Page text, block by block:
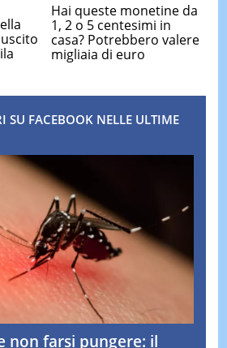
Hai queste monetine da
1, 2 o 5 centesimi in
casa? Potrebbero valere
migliaia di euro
SU FACEBOOK NELLE ULTIME
non farsi pungere: il